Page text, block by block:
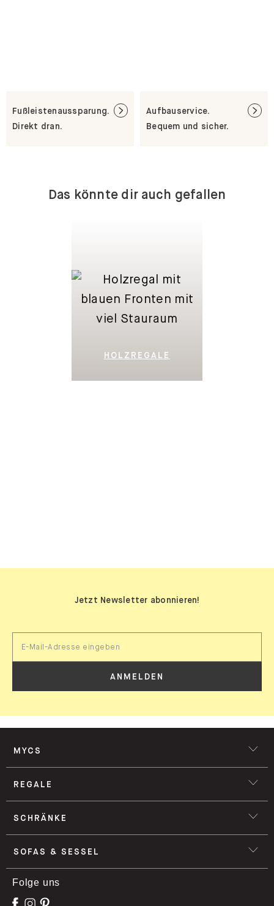
Fußleistenaussparung.
Direkt dran.
Aufbauservice.
Bequem und sicher.
Das könnte dir auch gefallen
HOLZREGALE
Jetzt Newsletter abonnieren!
ANMELDEN
MYCS
REGALE
SCHRÄNKE
SOFAS & SESSEL
Folge uns